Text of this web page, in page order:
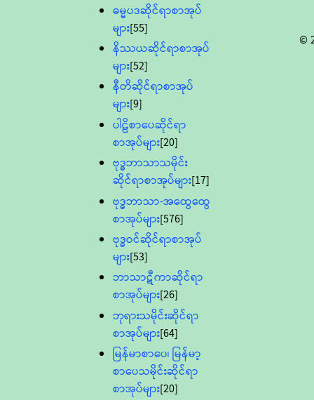
ဓမ္မပဒဆိုင်ရာစာအုပ်
များ[55]
နိဿယဆိုင်ရာစာအုပ်
များ[52]
နီတိဆိုင်ရာစာအုပ်
များ[9]
ပါဠိစာပေဆိုင်ရာ
စာအုပ်များ[20]
ဗုဒ္ဓဘာသာသမိုင်း
ဆိုင်ရာစာအုပ်များ[17]
ဗုဒ္ဓဘာသာ-အထွေထွေ
စာအုပ်များ[576]
ဗုဒ္ဓဝင်ဆိုင်ရာစာအုပ်
များ[53]
ဘာသာဋီကာဆိုင်ရာ
စာအုပ်များ[26]
ဘုရားသမိုင်းဆိုင်ရာ
စာအုပ်များ[64]
မြန်မာစာပေ၊ မြန်မာ့
စာပေသမိုင်းဆိုင်ရာ
စာအုပ်များ[20]
©